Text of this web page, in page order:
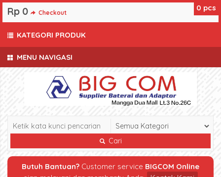
MENU NAVIGASI
Cari
Butuh Bantuan? Customer service BIGCOM Online
0 pcs
Rp 0 Checkout
KATEGORI PRODUK